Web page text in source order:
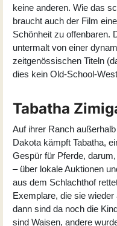
keine anderen. Wie das
braucht auch der Film
Schönheit zu offenbaren.
untermalt von einer
zeitgenössischen Titeln
dies kein Old-School-
Tabatha
Auf ihrer Ranch
Dakota kämpft Tabatha,
Gespür für Pferde,
– über lokale Auktionen
aus dem Schlachthof
Exemplare, die sie
dann sind da noch die
sind Waisen, andere